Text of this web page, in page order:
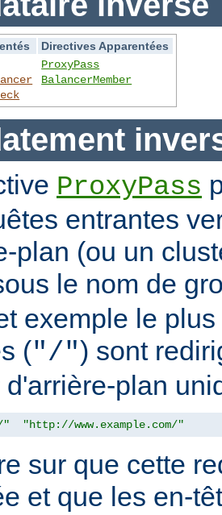
Directives Apparentées
ProxyPass
BalancerMember
ProxyPass
entrantes
plan (ou un
le nom de
exemple le
("/") sont
d'arrière-plan
" "http://www.example.com/"
sur que cette
et que les en-